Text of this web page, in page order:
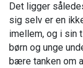
Det ligger
sig selv er en
imellem, og i sin
børn og unge
bære tanken om